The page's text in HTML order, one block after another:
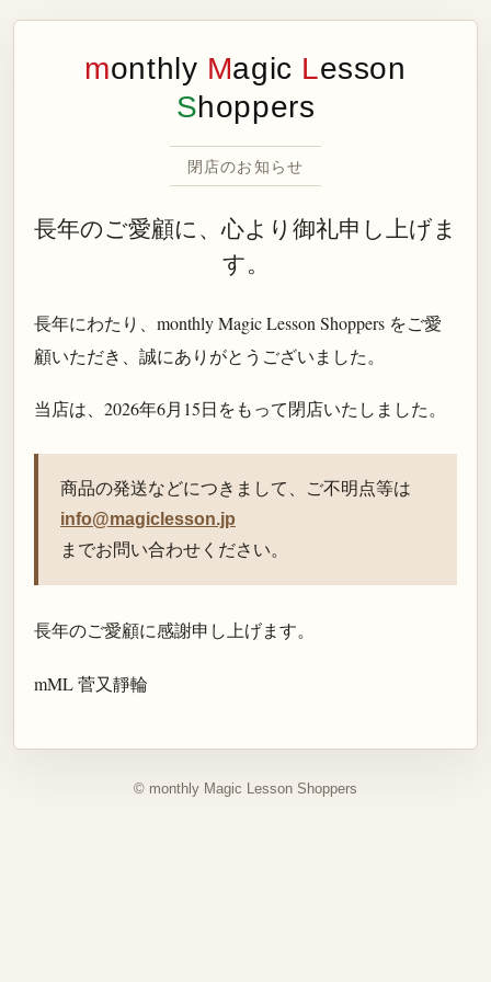
monthly Magic Lesson
Shoppers
閉店のお知らせ
長年のご愛顧に、心より御礼申し上げま
す。
長年にわたり、monthly Magic Lesson Shoppers をご愛
顧いただき、誠にありがとうございました。
当店は、 2026年6月15日をもって閉店いたしました。
商品の発送などにつきまして、ご不明点等は
info@magiclesson.jp
までお問い合わせください。
長年のご愛顧に感謝申し上げます。
mML 菅又靜輪
© monthly Magic Lesson Shoppers